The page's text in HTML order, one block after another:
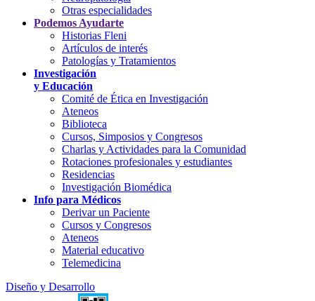
Otras especialidades
Podemos Ayudarte
Historias Fleni
Artículos de interés
Patologías y Tratamientos
Investigación
y Educación
Comité de Ética en Investigación
Ateneos
Biblioteca
Cursos, Simposios y Congresos
Charlas y Actividades para la Comunidad
Rotaciones profesionales y estudiantes
Residencias
Investigación Biomédica
Info para Médicos
Derivar un Paciente
Cursos y Congresos
Ateneos
Material educativo
Telemedicina
Diseño y Desarrollo